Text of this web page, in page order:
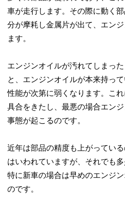
車が走行します。その際に動く
分が摩耗し金属片が出て、エン
ます。
エンジンオイルが汚れてしまっ
と、エンジンオイルが本来持っ
性能が次第に弱くなります。こ
具合をきたし、最悪の場合エン
事態が起こるのです。
近年は部品の精度も上がってい
はいわれていますが、それでも
特に新車の場合は早めのエンジ
のです。